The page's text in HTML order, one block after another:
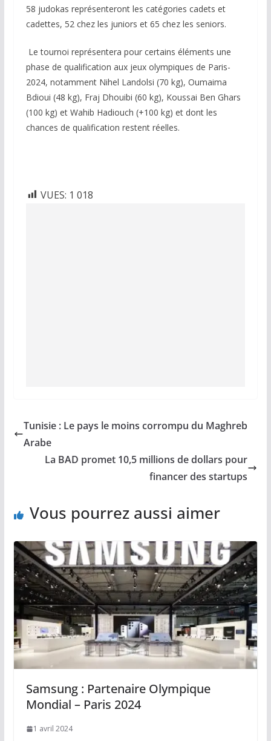
58 judokas représenteront les catégories cadets et
cadettes, 52 chez les juniors et 65 chez les seniors.
Le tournoi représentera pour certains éléments une
phase de qualification aux jeux olympiques de Paris-
2024, notamment Nihel Landolsi (70 kg), Oumaima
Bdioui (48 kg), Fraj Dhouibi (60 kg), Koussai Ben Ghars
(100 kg) et Wahib Hadiouch (+100 kg) et dont les
chances de qualification restent réelles.
VUES: 1 018
Tunisie : Le pays le moins corrompu du Maghreb
Arabe
La BAD promet 10,5 millions de dollars pour
financer des startups
Vous pourrez aussi aimer
Samsung : Partenaire Olympique
Mondial – Paris 2024
1 avril 2024